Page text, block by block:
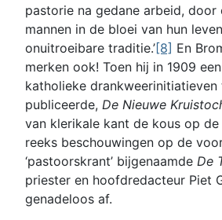
pastorie na gedane arbeid, door
mannen in de bloei van hun
onuitroeibare traditie.’[8] En
merken ook! Toen hij in 1909
katholieke
publiceerde, De Nieuwe
van klerikale kant de kous op de
reeks beschouwingen op de
‘pastoorskrant’ bijgenaamde De
priester en hoofdredacteur Piet
genadeloos af.